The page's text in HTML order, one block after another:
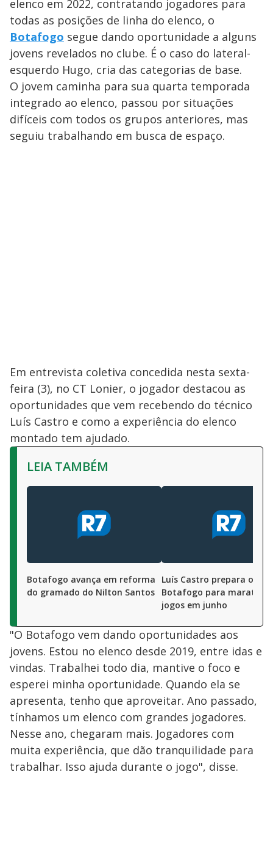
elenco em 2022, contratando jogadores para
todas as posições de linha do elenco, o
Botafogo segue dando oportunidade a alguns
jovens revelados no clube. É o caso do lateral-
esquerdo Hugo, cria das categorias de base.
O jovem caminha para sua quarta temporada
integrado ao elenco, passou por situações
difíceis com todos os grupos anteriores, mas
seguiu trabalhando em busca de espaço.
Em entrevista coletiva concedida nesta sexta-
feira (3), no CT Lonier, o jogador destacou as
oportunidades que vem recebendo do técnico
Luís Castro e como a experiência do elenco
montado tem ajudado.
LEIA TAMBÉM
Botafogo avança em reforma
do gramado do Nilton Santos
Luís Castro prepara o
Botafogo para maratona
jogos em junho
"O Botafogo vem dando oportunidades aos
jovens. Estou no elenco desde 2019, entre idas e
vindas. Trabalhei todo dia, mantive o foco e
esperei minha oportunidade. Quando ela se
apresenta, tenho que aproveitar. Ano passado,
tínhamos um elenco com grandes jogadores.
Nesse ano, chegaram mais. Jogadores com
muita experiência, que dão tranquilidade para
trabalhar. Isso ajuda durante o jogo", disse.